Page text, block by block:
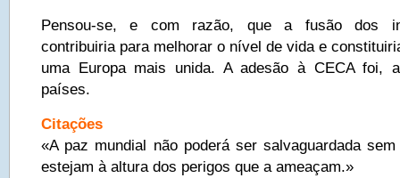
Pensou-se, e com razão, que a fusão dos
contribuiria para melhorar o nível de vida e
uma Europa mais unida. A adesão à CECA foi,
países.
Citações
«A paz mundial não poderá ser salvaguardada
estejam à altura dos perigos que a ameaçam.»